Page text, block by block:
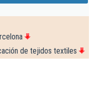
de tejidos textiles